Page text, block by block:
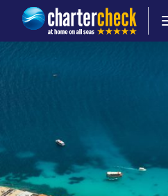
Chartercheck